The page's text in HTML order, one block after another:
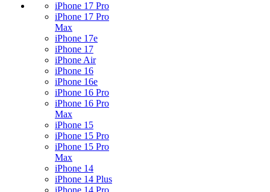
iPhone 17 Pro
iPhone 17 Pro
Max
iPhone 17e
iPhone 17
iPhone Air
iPhone 16
iPhone 16e
iPhone 16 Pro
iPhone 16 Pro
Max
iPhone 15
iPhone 15 Pro
iPhone 15 Pro
Max
iPhone 14
iPhone 14 Plus
iPhone 14 Pro